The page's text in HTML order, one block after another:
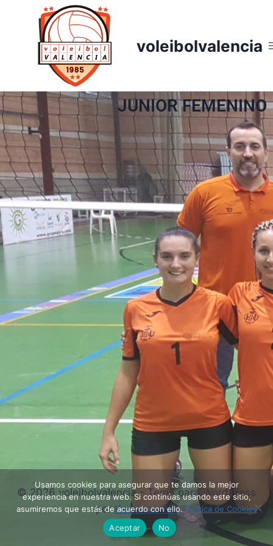
voleibolvalencia
JUNIOR FEMENINO
© 2026 voleibolvalencia - Tema para WordPress
por Kadence WP
Usamos cookies para asegurar que te damos la mejor
experiencia en nuestra web. Si continúas usando este sitio,
asumiremos que estás de acuerdo con ello. Política de Cookies
Aceptar
No